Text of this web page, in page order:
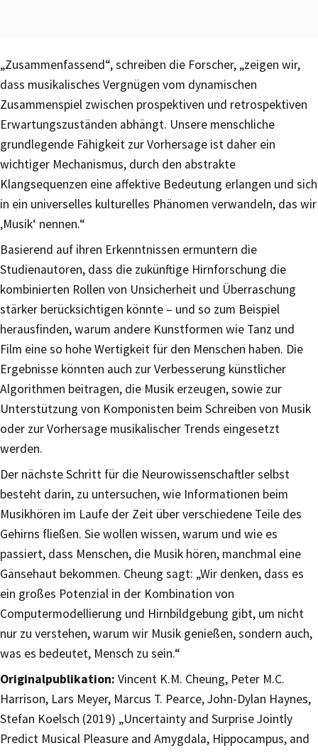
„Zusammenfassend“, schreiben die Forscher, „zeigen wir,
dass musikalisches Vergnügen vom dynamischen
Zusammenspiel zwischen prospektiven und retrospektiven
Erwartungszuständen abhängt. Unsere menschliche
grundlegende Fähigkeit zur Vorhersage ist daher ein
wichtiger Mechanismus, durch den abstrakte
Klangsequenzen eine affektive Bedeutung erlangen und sich
in ein universelles kulturelles Phänomen verwandeln, das wir
‚Musik‘ nennen.“
Basierend auf ihren Erkenntnissen ermuntern die
Studienautoren, dass die zukünftige Hirnforschung die
kombinierten Rollen von Unsicherheit und Überraschung
stärker berücksichtigen könnte – und so zum Beispiel
herausfinden, warum andere Kunstformen wie Tanz und
Film eine so hohe Wertigkeit für den Menschen haben. Die
Ergebnisse könnten auch zur Verbesserung künstlicher
Algorithmen beitragen, die Musik erzeugen, sowie zur
Unterstützung von Komponisten beim Schreiben von Musik
oder zur Vorhersage musikalischer Trends eingesetzt
werden.
Der nächste Schritt für die Neurowissenschaftler selbst
besteht darin, zu untersuchen, wie Informationen beim
Musikhören im Laufe der Zeit über verschiedene Teile des
Gehirns fließen. Sie wollen wissen, warum und wie es
passiert, dass Menschen, die Musik hören, manchmal eine
Gänsehaut bekommen. Cheung sagt: „Wir denken, dass es
ein großes Potenzial in der Kombination von
Computermodellierung und Hirnbildgebung gibt, um nicht
nur zu verstehen, warum wir Musik genießen, sondern auch,
was es bedeutet, Mensch zu sein.“
Originalpublikation: Vincent K.M. Cheung, Peter M.C.
Harrison, Lars Meyer, Marcus T. Pearce, John-Dylan Haynes,
Stefan Koelsch (2019) „Uncertainty and Surprise Jointly
Predict Musical Pleasure and Amygdala, Hippocampus, and